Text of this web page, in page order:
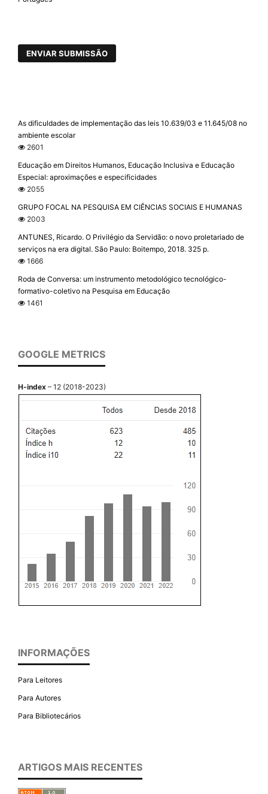
ENVIAR SUBMISSÃO
As dificuldades de implementação das leis 10.639/03 e 11.645/08 no
ambiente escolar
2601
Educação em Direitos Humanos, Educação Inclusiva e Educação
Especial: aproximações e especificidades
2055
GRUPO FOCAL NA PESQUISA EM CIÊNCIAS SOCIAIS E HUMANAS
2003
ANTUNES, Ricardo. O Privilégio da Servidão: o novo proletariado de
serviços na era digital. São Paulo: Boitempo, 2018. 325 p.
1666
Roda de Conversa: um instrumento metodológico tecnológico-
formativo-coletivo na Pesquisa em Educação
1461
GOOGLE METRICS
H-index – 12 (2018-2023)
INFORMAÇÕES
Para Leitores
Para Autores
Para Bibliotecários
ARTIGOS MAIS RECENTES